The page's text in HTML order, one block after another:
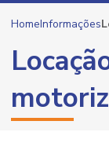
HomeInformações